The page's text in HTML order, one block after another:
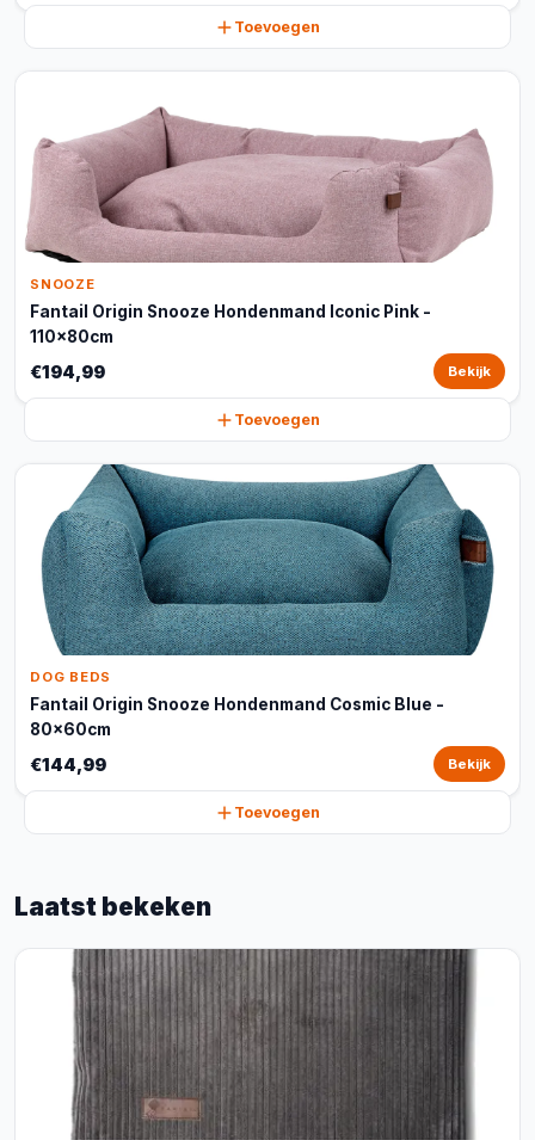
Toevoegen
SNOOZE
Fantail Origin Snooze Hondenmand Iconic Pink -
110x80cm
€194,99 Bekijk
Toevoegen
DOG BEDS
Fantail Origin Snooze Hondenmand Cosmic Blue -
80x60cm
€144,99 Bekijk
Toevoegen
Laatst bekeken